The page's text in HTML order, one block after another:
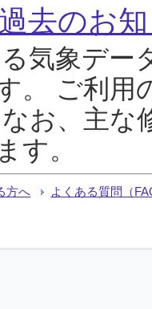
去のお
気象デー
。 ご利用
お、主な
す。
方へ よくある質問（